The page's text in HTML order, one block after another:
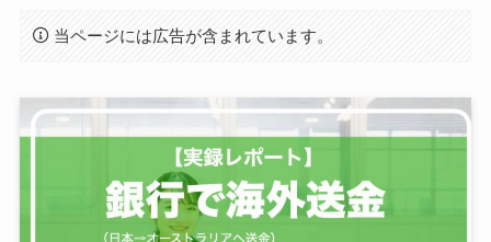
当ページには広告が含まれています。